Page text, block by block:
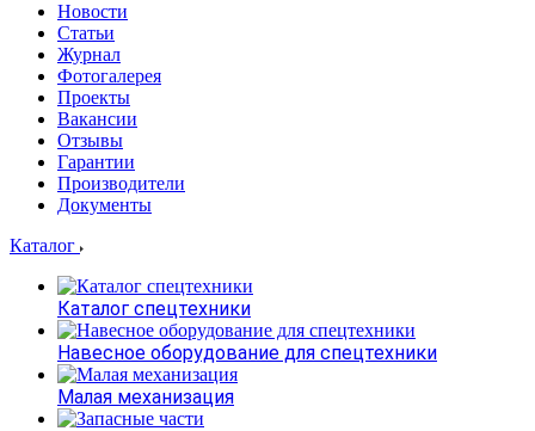
Новости
Статьи
Журнал
Фотогалерея
Проекты
Вакансии
Отзывы
Гарантии
Производители
Документы
Каталог
Каталог спецтехники
Навесное оборудование для спецтехники
Малая механизация